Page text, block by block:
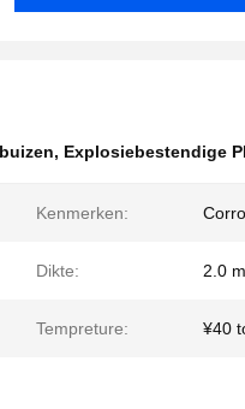
, Explosiebestendige
Kenmerken:
Dikte: 2.0
Tempreture: ¥40